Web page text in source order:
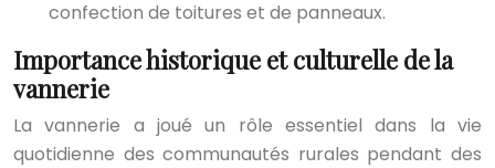
confection de toitures et de panneaux.
Importance historique et culturelle de la
vannerie
La vannerie a joué un rôle essentiel dans la vie
quotidienne des communautés rurales pendant des